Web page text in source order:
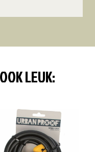
LEUK: